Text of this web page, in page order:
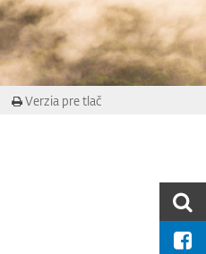
Verzia pre tlač